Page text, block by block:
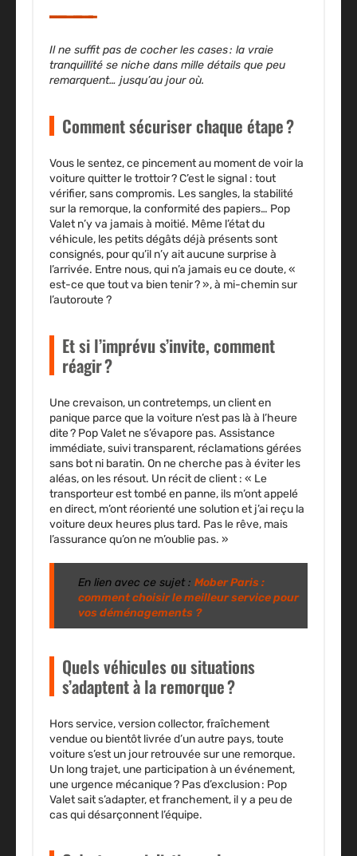
Il ne suffit pas de cocher les cases : la vraie
tranquillité se niche dans mille détails que peu
remarquent… jusqu’au jour où.
Comment sécuriser chaque étape ?
Vous le sentez, ce pincement au moment de voir la
voiture quitter le trottoir ? C’est le signal : tout
vérifier, sans compromis. Les sangles, la stabilité
sur la remorque, la conformité des papiers… Pop
Valet n’y va jamais à moitié. Même l’état du
véhicule, les petits dégâts déjà présents sont
consignés, pour qu’il n’y ait aucune surprise à
l’arrivée. Entre nous, qui n’a jamais eu ce doute, «
est-ce que tout va bien tenir ? », à mi-chemin sur
l’autoroute ?
Et si l’imprévu s’invite, comment
réagir ?
Une crevaison, un contretemps, un client en
panique parce que la voiture n’est pas là à l’heure
dite ? Pop Valet ne s’évapore pas. Assistance
immédiate, suivi transparent, réclamations gérées
sans bot ni baratin. On ne cherche pas à éviter les
aléas, on les résout. Un récit de client : « Le
transporteur est tombé en panne, ils m’ont appelé
en direct, m’ont réorienté une solution et j’ai reçu la
voiture deux heures plus tard. Pas le rêve, mais
l’assurance qu’on ne m’oublie pas. »
En lien avec ce sujet : Mober Paris :
comment choisir le meilleur service pour
vos déménagements ?
Quels véhicules ou situations
s’adaptent à la remorque ?
Hors service, version collector, fraîchement
vendue ou bientôt livrée d’un autre pays, toute
voiture s’est un jour retrouvée sur une remorque.
Un long trajet, une participation à un événement,
une urgence mécanique ? Pas d’exclusion : Pop
Valet sait s’adapter, et franchement, il y a peu de
cas qui désarçonnent l’équipe.